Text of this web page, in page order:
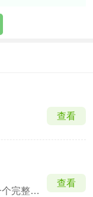
查看
将你的Android设备变成一个完整的DJ系统
查看